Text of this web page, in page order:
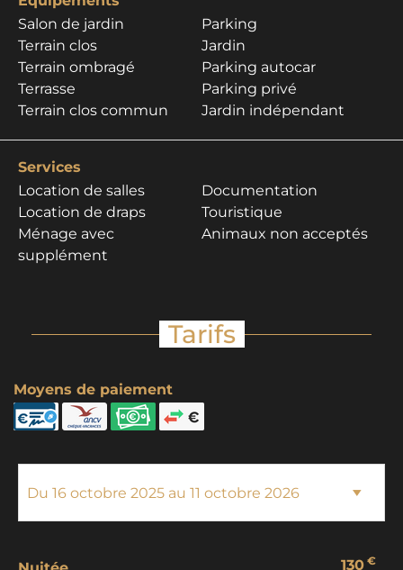
Salon de jardin
Terrain clos
Terrain ombragé
Terrasse
Terrain clos commun
Parking
Jardin
Parking autocar
Parking privé
Jardin indépendant
Services
Location de salles
Location de draps
Ménage avec
supplément
Documentation
Touristique
Animaux non acceptés
Tarifs
Moyens de paiement
130 €